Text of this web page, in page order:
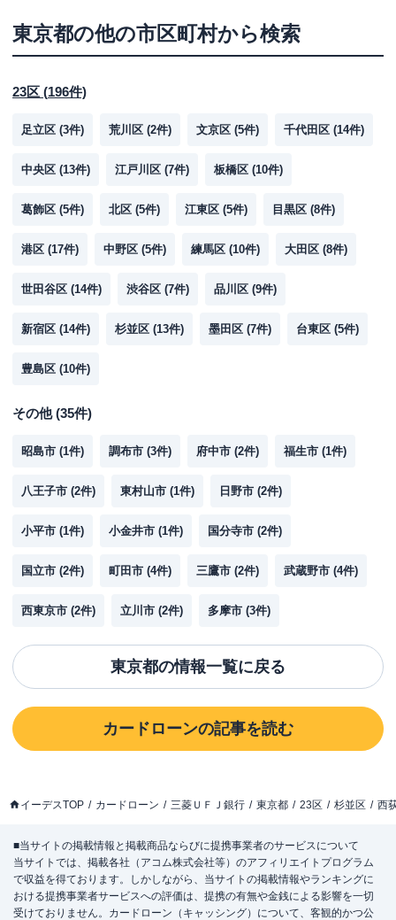
東京都の他の市区町村から検索
23区 (196件)
足立区 (3件) 荒川区 (2件) 文京区 (5件) 千代田区 (14件)
中央区 (13件) 江戸川区 (7件) 板橋区 (10件)
葛飾区 (5件) 北区 (5件) 江東区 (5件) 目黒区 (8件)
港区 (17件) 中野区 (5件) 練馬区 (10件) 大田区 (8件)
世田谷区 (14件) 渋谷区 (7件) 品川区 (9件)
新宿区 (14件) 杉並区 (13件) 墨田区 (7件) 台東区 (5件)
豊島区 (10件)
その他(35件)
昭島市 (1件) 調布市 (3件) 府中市 (2件) 福生市 (1件)
八王子市 (2件) 東村山市 (1件) 日野市 (2件)
小平市 (1件) 小金井市 (1件) 国分寺市 (2件)
国立市 (2件) 町田市 (4件) 三鷹市 (2件) 武蔵野市 (4件)
西東京市 (2件) 立川市 (2件) 多摩市 (3件)
東京都の情報一覧に戻る
カードローンの記事を読む
イーデスTOP カードローン 三菱ＵＦＪ銀行 東京都 23区 杉並区 西
■当サイトの掲載情報と掲載商品ならびに提携事業者のサービスについて
当サイトでは、掲載各社（アコム株式会社等）のアフィリエイトプログラム
で収益を得ております。しかしながら、当サイトの掲載情報やランキングに
おける提携事業者サービスへの評価は、提携の有無や金銭による影響を一切
受けておりません。カードローン（キャッシング）について、客観的かつ公